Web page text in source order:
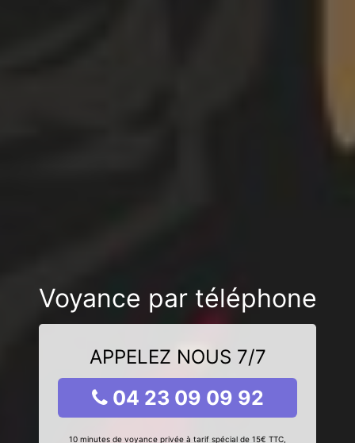
Voyance par téléphone
APPELEZ NOUS 7/7
04 23 09 09 92
10 minutes de voyance privée à tarif spécial de 15€ TTC,